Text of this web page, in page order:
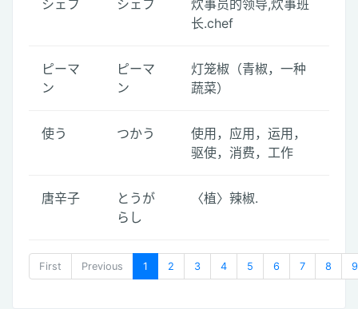
シェフ シェフ
炊事员的领导,炊事班
长.chef
ピーマ
ン
ピーマ
ン
灯笼椒（青椒，一种
蔬菜）
使う つかう
使用，应用，运用，
驱使，消费，工作
唐辛子
とうが
らし
〈植〉辣椒.
First Previous 1 2 3 4 5 6 7 8 9